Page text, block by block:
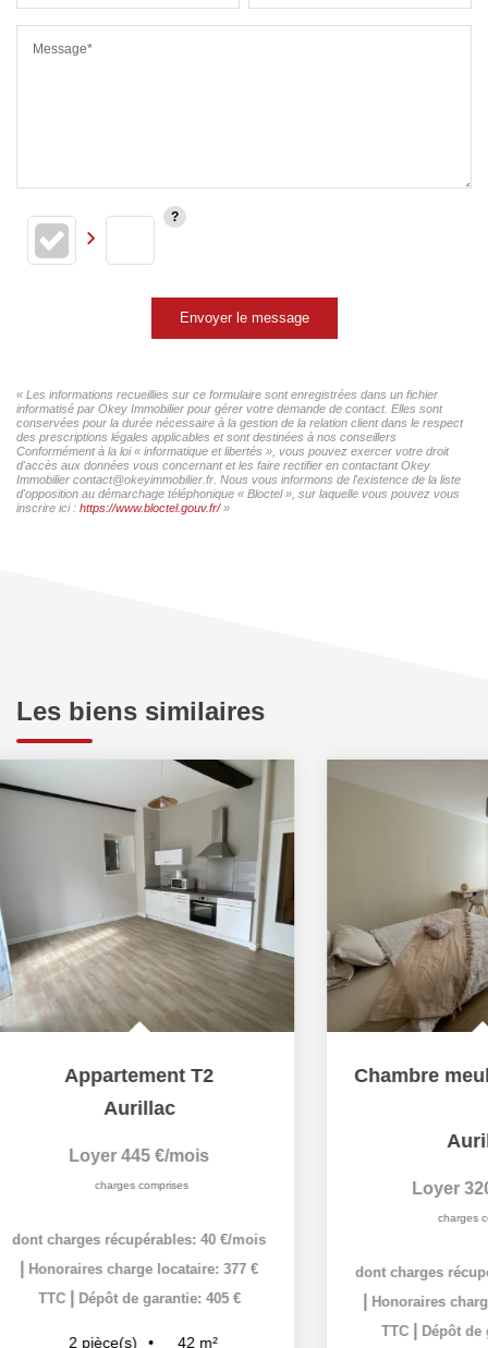
Message*
Envoyer le message
« Les informations recueillies sur ce formulaire sont enregistrées dans un fichier
informatisé par Okey Immobilier pour gérer votre demande de contact. Elles sont
conservées pour la durée nécessaire à la gestion de la relation client dans le respect
des prescriptions légales applicables et sont destinées à nos conseillers
Conformément à la loi « informatique et libertés », vous pouvez exercer votre droit
d'accès aux données vous concernant et les faire rectifier en contactant Okey
Immobilier contact@okeyimmobilier.fr. Nous vous informons de l'existence de la liste
d'opposition au démarchage téléphonique « Bloctel », sur laquelle vous pouvez vous
inscrire ici : https://www.bloctel.gouv.fr/»
Les biens similaires
Loyer 320 €/mois
dont charges récupérables: 30 €/mois
|Honoraires charge locataire: 179 €
|Dépôt